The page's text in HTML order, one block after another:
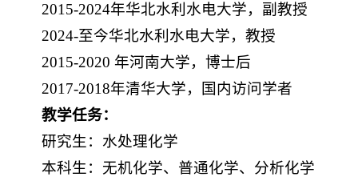
2015-2024年华北水利水电大学，副教授
2024-至今华北水利水电大学，教授
2015-2020 年河南大学，博士后
2017-2018年清华大学，国内访问学者
教学任务：
研究生：水处理化学
本科生：无机化学、普通化学、分析化学